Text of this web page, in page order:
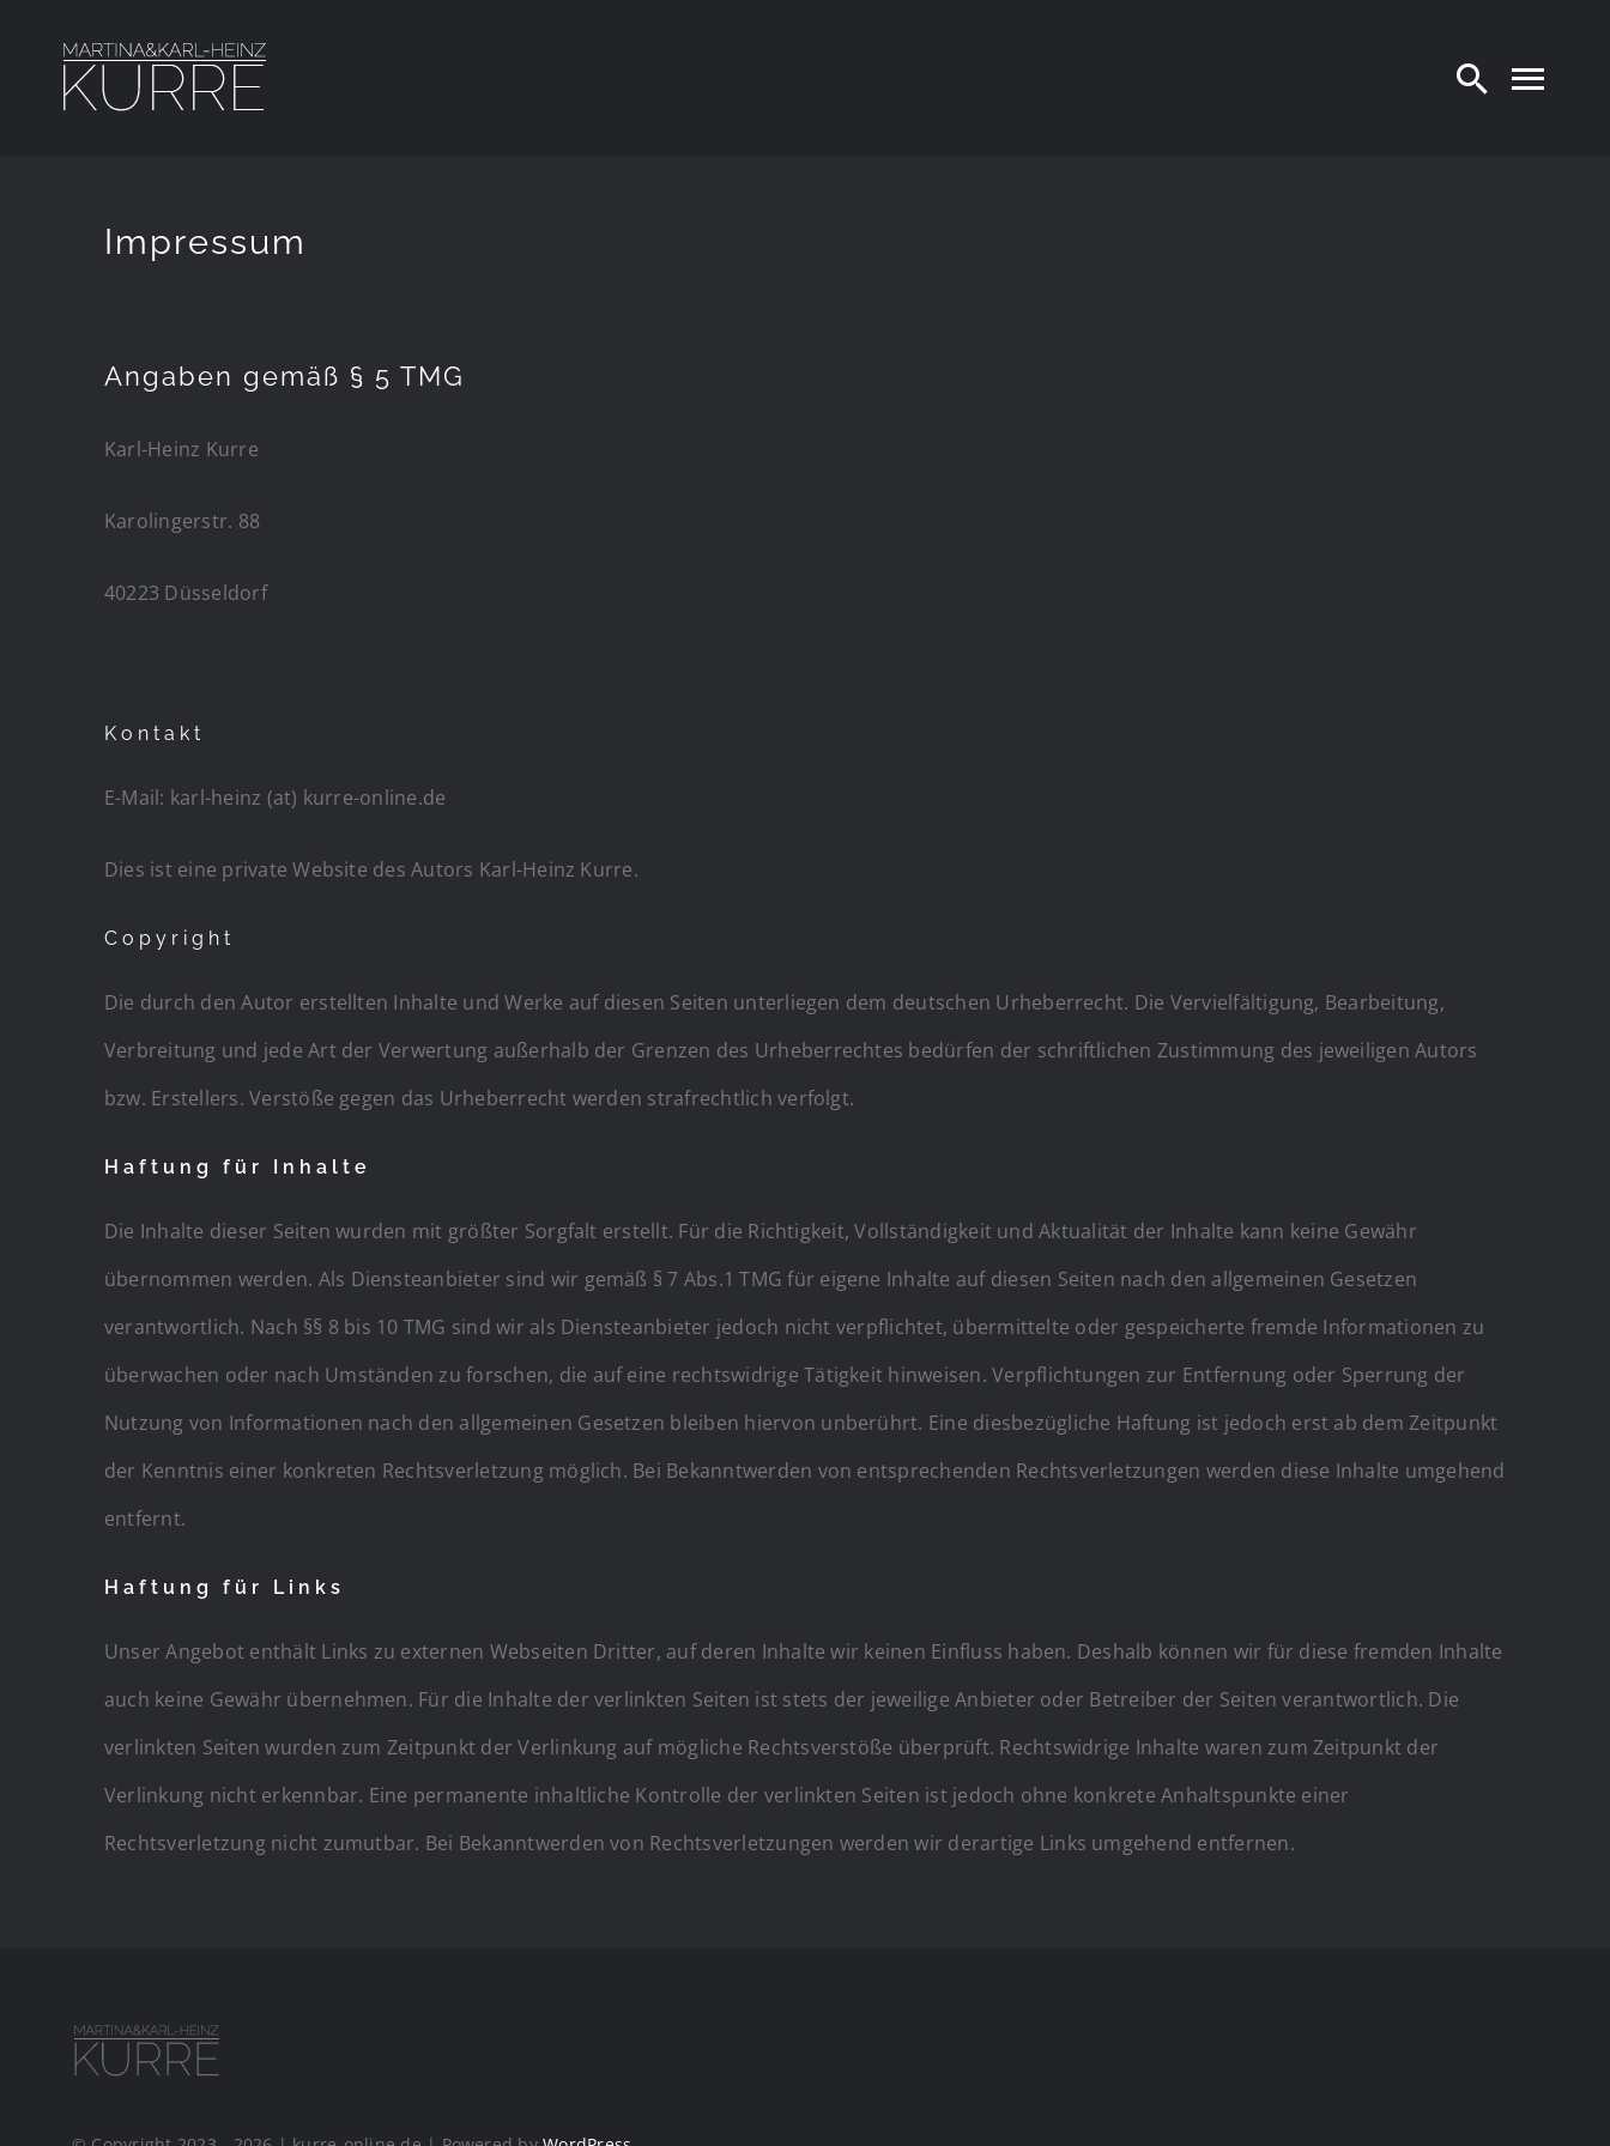
springen
Impressum
Angaben gemäß § 5 TMG
Karl-Heinz Kurre
Karolingerstr. 88
40223 Düsseldorf
Kontakt
E-Mail: karl-heinz (at) kurre-online.de
Dies ist eine private Website des Autors Karl-Heinz Kurre.
Copyright
Die durch den Autor erstellten Inhalte und Werke auf diesen Seiten unterliegen dem deutschen Urheberrecht. Die Vervielfältigung, Bearbeitung,
Verbreitung und jede Art der Verwertung außerhalb der Grenzen des Urheberrechtes bedürfen der schriftlichen Zustimmung des jeweiligen Autors
bzw. Erstellers. Verstöße gegen das Urheberrecht werden strafrechtlich verfolgt.
Haftung für Inhalte
Die Inhalte dieser Seiten wurden mit größter Sorgfalt erstellt. Für die Richtigkeit, Vollständigkeit und Aktualität der Inhalte kann keine Gewähr
übernommen werden. Als Diensteanbieter sind wir gemäß § 7 Abs.1 TMG für eigene Inhalte auf diesen Seiten nach den allgemeinen Gesetzen
verantwortlich. Nach §§ 8 bis 10 TMG sind wir als Diensteanbieter jedoch nicht verpflichtet, übermittelte oder gespeicherte fremde Informationen zu
überwachen oder nach Umständen zu forschen, die auf eine rechtswidrige Tätigkeit hinweisen. Verpflichtungen zur Entfernung oder Sperrung der
Nutzung von Informationen nach den allgemeinen Gesetzen bleiben hiervon unberührt. Eine diesbezügliche Haftung ist jedoch erst ab dem Zeitpunkt
der Kenntnis einer konkreten Rechtsverletzung möglich. Bei Bekanntwerden von entsprechenden Rechtsverletzungen werden diese Inhalte umgehend
entfernt.
Haftung für Links
Unser Angebot enthält Links zu externen Webseiten Dritter, auf deren Inhalte wir keinen Einfluss haben. Deshalb können wir für diese fremden Inhalte
auch keine Gewähr übernehmen. Für die Inhalte der verlinkten Seiten ist stets der jeweilige Anbieter oder Betreiber der Seiten verantwortlich. Die
verlinkten Seiten wurden zum Zeitpunkt der Verlinkung auf mögliche Rechtsverstöße überprüft. Rechtswidrige Inhalte waren zum Zeitpunkt der
Verlinkung nicht erkennbar. Eine permanente inhaltliche Kontrolle der verlinkten Seiten ist jedoch ohne konkrete Anhaltspunkte einer
Rechtsverletzung nicht zumutbar. Bei Bekanntwerden von Rechtsverletzungen werden wir derartige Links umgehend entfernen.